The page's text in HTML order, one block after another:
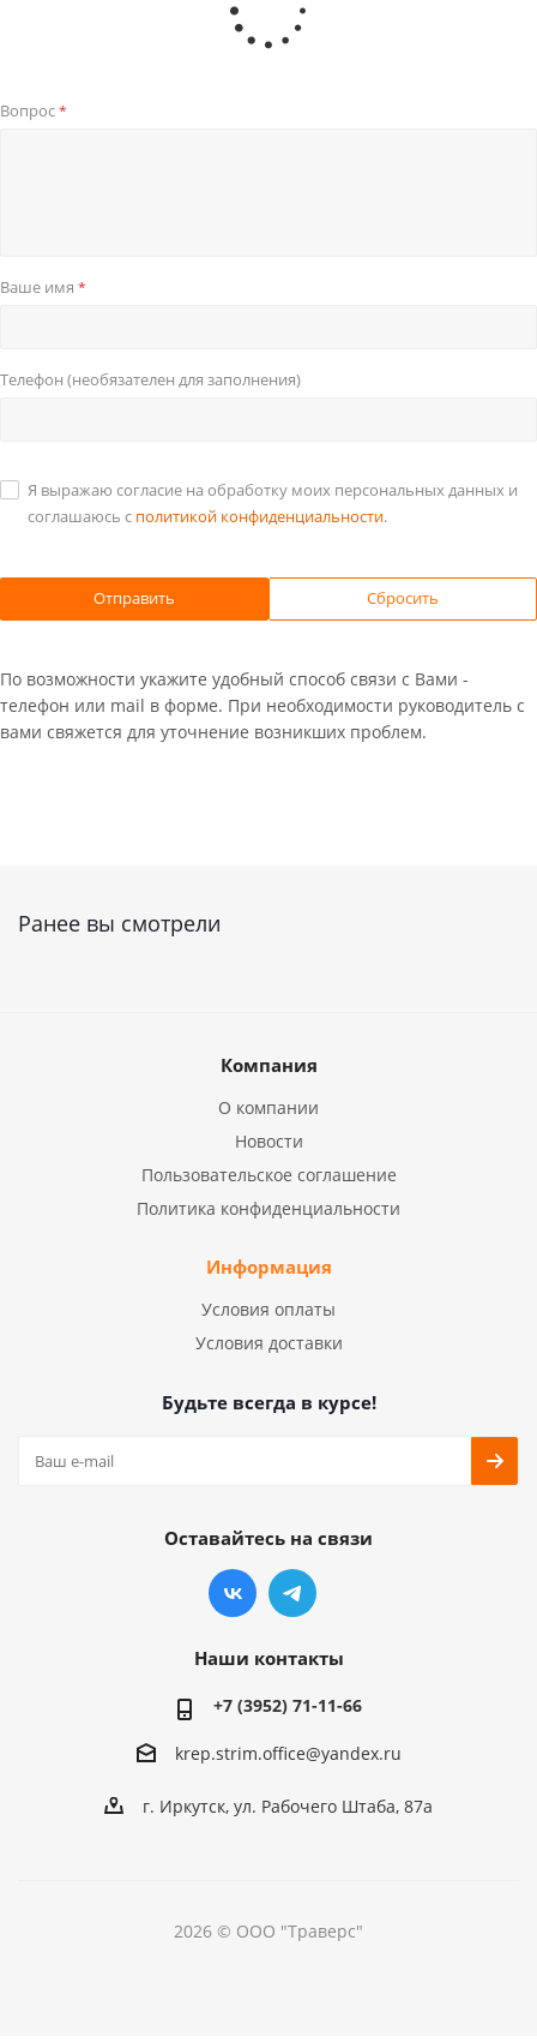
Вопрос*
Ваше имя *
Телефон (необязателен для заполнения)
Я выражаю согласие на обработку моих персональных данных и
соглашаюсь с политикой конфиденциальности.
Сбросить
По возможности укажите удобный способ связи с Вами -
телефон или mail в форме. При необходимости руководитель с
вами свяжется для уточнение возникших проблем.
Ранее вы смотрели
Компания
О компании
Новости
Пользовательское соглашение
Политика конфиденциальности
Информация
Условия оплаты
Условия доставки
Будьте всегда в курсе!
Оставайтесь на связи
Наши контакты
+7 (3952) 71-11-66
krep.strim.office@yandex.ru
г. Иркутск, ул. Рабочего Штаба, 87а
2026 © ООО "Траверс"